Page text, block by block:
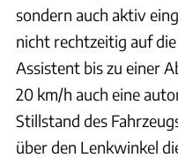
sondern auch aktiv
nicht rechtzeitig auf
Assistent bis zu einer
20 km/h auch eine
Stillstand des
über den Lenkwinkel